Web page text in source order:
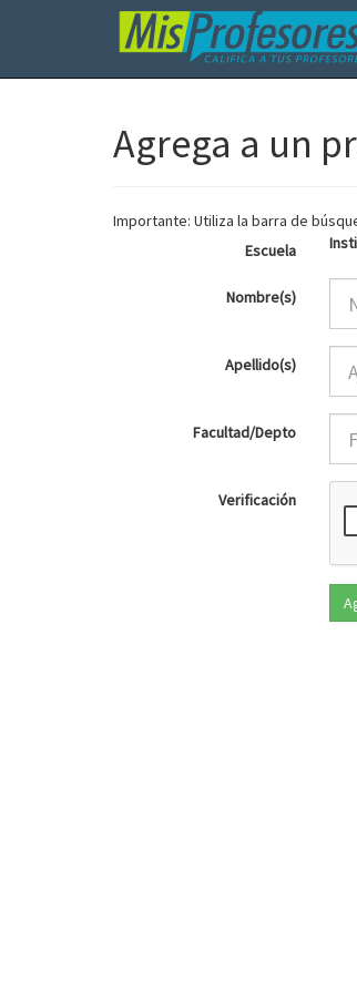
Agrega a un
Importante: Utiliza la barra de
Escuela
Nombre(s)
Apellido(s)
Facultad/Depto
Verificación